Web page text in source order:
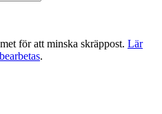
för att minska skräppost. Lär
.